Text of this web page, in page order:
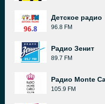
Детское радио
96.8 FM
Радио Зенит
89.7 FM
Радио Monte
105.9 FM